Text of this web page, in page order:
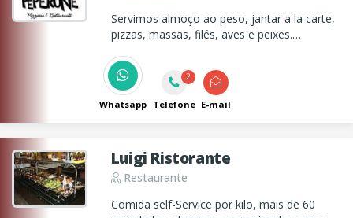
Servimos almoço ao peso, jantar a la carte,
pizzas, massas, filés, aves e peixes.
livre.
Whatsapp
2
Telefone E-mail
Luigi Ristorante
Restaurante
Comida self-Service por kilo, mais de 60